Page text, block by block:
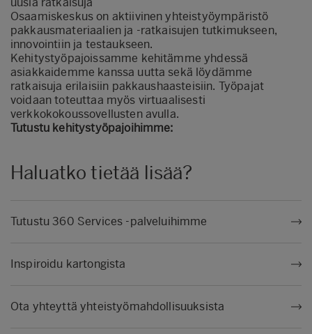
Osaamiskeskus on aktiivinen yhteistyöympäristö
pakkausmateriaalien ja -ratkaisujen tutkimukseen,
innovointiin ja testaukseen.
Kehitystyöpajoissamme kehitämme yhdessä
asiakkaidemme kanssa uutta sekä löydämme
ratkaisuja erilaisiin pakkaushaasteisiin. Työpajat
voidaan toteuttaa myös virtuaalisesti
verkkokokoussovellusten avulla.
Tutustu kehitystyöpajoihimme:
Haluatko tietää lisää?
Tutustu 360 Services -palveluihimme
Inspiroidu kartongista
Ota yhteyttä yhteistyömahdollisuuksista